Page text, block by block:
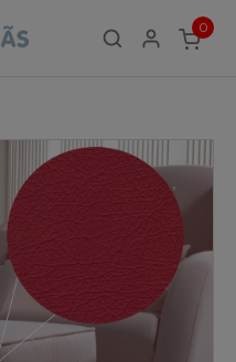
0
ITEMS